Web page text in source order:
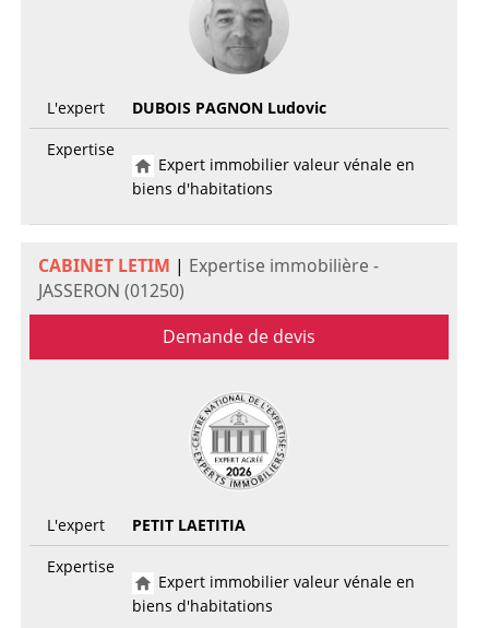
L'expert
DUBOIS PAGNON Ludovic
Expertise
Expert immobilier valeur vénale en
biens d'habitations
CABINET LETIM | Expertise immobilière -
JASSERON (01250)
Demande de devis
L'expert
PETIT LAETITIA
Expertise
Expert immobilier valeur vénale en
biens d'habitations